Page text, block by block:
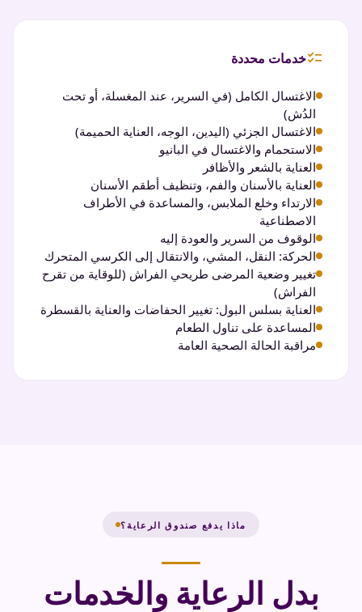
checklistخدمات محددة
الاغتسال الكامل (في السرير، عند المغسلة، أو تحت
الدُش)
الاغتسال الجزئي (اليدين، الوجه، العناية الحميمة)
الاستحمام والاغتسال في البانيو
العناية بالشعر والأظافر
العناية بالأسنان والفم، وتنظيف أطقم الأسنان
الارتداء وخلع الملابس، والمساعدة في الأطراف
الاصطناعية
الوقوف من السرير والعودة إليه
الحركة: النقل، المشي، والانتقال إلى الكرسي المتحرك
تغيير وضعية المرضى طريحي الفراش (للوقاية من تقرح
الفراش)
العناية بسلس البول: تغيير الحفاضات والعناية بالقسطرة
المساعدة على تناول الطعام
مراقبة الحالة الصحية العامة
ماذا يدفع صندوق الرعاية؟
بدل الرعاية والخدمات